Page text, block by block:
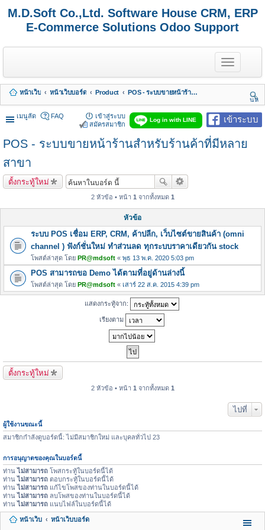
M.D.Soft Co.,Ltd. Software House CRM, ERP
E-Commerce Solutions Odoo Support
T
o
g
e
n
a
i
g
หน้าเว็บ หน้าเว็บบอร์ด Product
POS - ระบบขายหน้าร้านสำหรับร้านค้าที่มีหลายสาขา
นห
า
เมนูลัด
เข้าระบบ
Log in with LINE
FAQ
เข้าสู่ระบบ
สมัครสมาชิก
POS - ระบบขายหน้าร้านสำหรับร้านค้าที่มีหลาย
สาขา
ตั้งกระทู้ใหม่
2 หัวข้อ • หน้า 1 จากทั้งหมด 1
หัวข้อ
ระบบ POS เชื่อม ERP, CRM, ค้าปลีก, เว็บไซต์ขายสินค้า (omni
channel ) ฟังก์ชั่นใหม่ ทำส่วนลด ทุกระบบราคาเดียวกัน stock
โพสต์ล่าสุด โดย PR@mdsoft « พุธ 13 พ.ค. 2020 5:03 pm
POS สามารถขอ Demo ได้ตามที่อยู่ด้านล่างนี้
โพสต์ล่าสุด โดย PR@mdsoft « เสาร์ 22 ส.ค. 2015 4:39 pm
แสดงกระทู้จาก:
เรียงตาม
ตั้งกระทู้ใหม่
2 หัวข้อ • หน้า 1 จากทั้งหมด 1
ไปที่
ผู้ใช้งานขณะนี้
สมาชิกกำลังดูบอร์ดนี้: ไม่มีสมาชิกใหม่ และบุคลทั่วไป 23
การอนุญาตของคุณในบอร์ดนี้
ท่านไม่สามารถ โพสกระทู้ในบอร์ดนี้ได้
ท่านไม่สามารถ ตอบกระทู้ในบอร์ดนี้ได้
ท่านไม่สามารถ แก้ไขโพสของท่านในบอร์ดนี้ได้
ท่านไม่สามารถ ลบโพสของท่านในบอร์ดนี้ได้
ท่านไม่สามารถ แนบไฟล์ในบอร์ดนี้ได้
หน้าเว็บ หน้าเว็บบอร์ด